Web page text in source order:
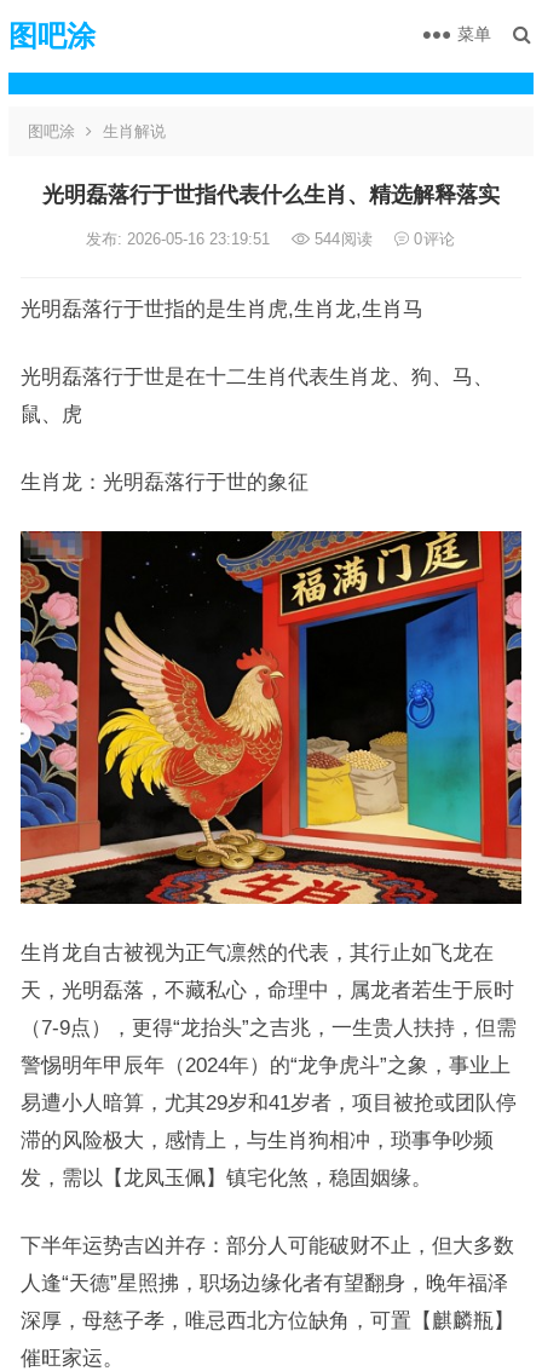
图吧涂 菜单
图吧涂 生肖解说
光明磊落行于世指代表什么生肖、精选解释落实
发布: 2026-05-16 23:19:51 544阅读 0评论
光明磊落行于世指的是生肖虎,生肖龙,生肖马
光明磊落行于世是在十二生肖代表生肖龙、狗、马、
鼠、虎
生肖龙：光明磊落行于世的象征
生肖龙自古被视为正气凛然的代表，其行止如飞龙在
天，光明磊落，不藏私心，命理中，属龙者若生于辰时
（7-9点），更得“龙抬头”之吉兆，一生贵人扶持，但需
警惕明年甲辰年（2024年）的“龙争虎斗”之象，事业上
易遭小人暗算，尤其29岁和41岁者，项目被抢或团队停
滞的风险极大，感情上，与生肖狗相冲，琐事争吵频
发，需以【龙凤玉佩】镇宅化煞，稳固姻缘。
下半年运势吉凶并存：部分人可能破财不止，但大多数
人逢“天德”星照拂，职场边缘化者有望翻身，晚年福泽
深厚，母慈子孝，唯忌西北方位缺角，可置【麒麟瓶】
催旺家运。